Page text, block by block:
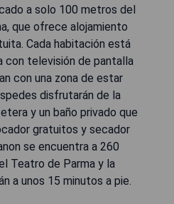
a solo 100 metros del
que ofrece alojamiento
Cada habitación está
con televisión de pantalla
con una zona de estar
disfrutarán de la
y un baño privado que
gratuitos y secador
se encuentra a 260
Teatro de Parma y la
a unos 15 minutos a pie.